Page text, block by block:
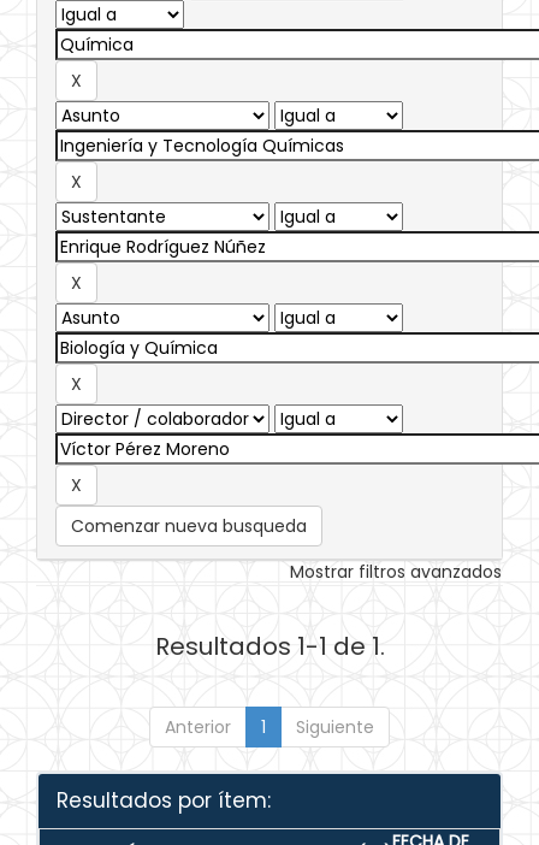
Comenzar nueva busqueda
Mostrar filtros avanzados
Resultados 1-1 de 1.
Anterior 1 Siguiente
Resultados por ítem: